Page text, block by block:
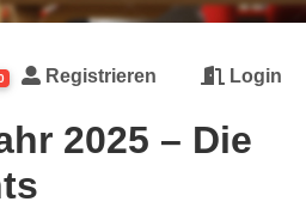
Registrieren Login
2025 – Die